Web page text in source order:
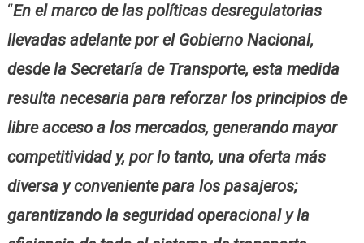
“En el marco de las políticas desregulatorias
llevadas adelante por el Gobierno Nacional,
desde la Secretaría de Transporte, esta medida
resulta necesaria para reforzar los principios de
libre acceso a los mercados, generando mayor
competitividad y, por lo tanto, una oferta más
diversa y conveniente para los pasajeros;
garantizando la seguridad operacional y la